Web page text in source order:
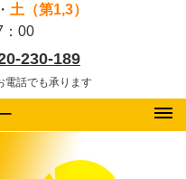
土（第1,3）
：00
230-189
電話でも承ります